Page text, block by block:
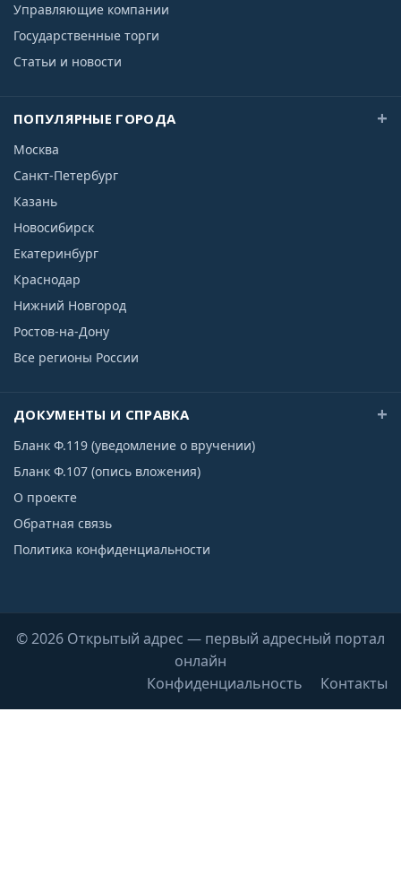
Управляющие компании
Государственные торги
Статьи и новости
ПОПУЛЯРНЫЕ ГОРОДА
Москва
Санкт-Петербург
Казань
Новосибирск
Екатеринбург
Краснодар
Нижний Новгород
Ростов-на-Дону
Все регионы России
ДОКУМЕНТЫ И СПРАВКА
Бланк Ф.119 (уведомление о вручении)
Бланк Ф.107 (опись вложения)
О проекте
Обратная связь
Политика конфиденциальности
© 2026 Открытый адрес — первый адресный портал
онлайн
Конфиденциальность
Контакты